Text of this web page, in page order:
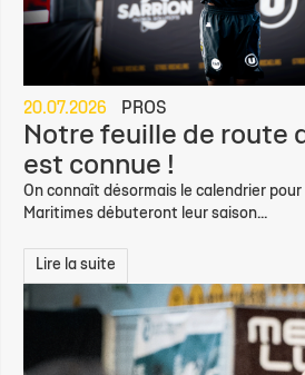
20.07.2026 PROS
Notre feuille de route
est connue !
On connaît désormais le calendrier pour
Maritimes débuteront leur saison...
Lire la suite